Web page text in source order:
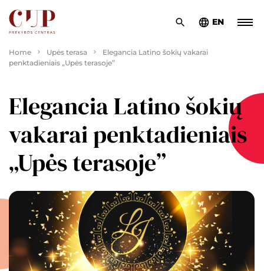
EN
Home Upės terasa
Elegancia Latino šokių vakarai
penktadieniais „Upės terasoje”
Elegancia Latino šokių
vakarai penktadieniais
„Upės terasoje”